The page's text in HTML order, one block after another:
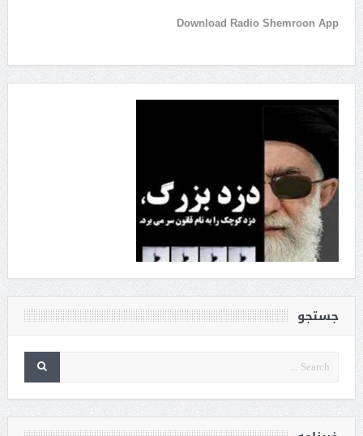
Download Radio Shemroon App
جستجو